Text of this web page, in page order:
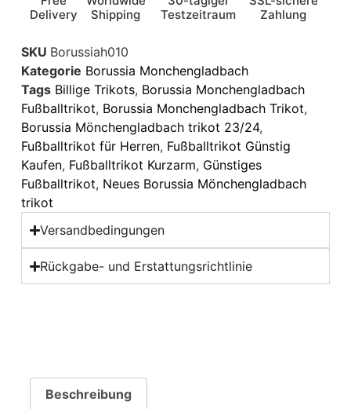
Delivery
Shipping
Testzeitraum
Zahlung
SKU Borussiah010
Kategorie Borussia Monchengladbach
Tags Billige Trikots, Borussia Monchengladbach
Fußballtrikot, Borussia Monchengladbach Trikot,
Borussia Mönchengladbach trikot 23/24,
Fußballtrikot für Herren, Fußballtrikot Günstig
Kaufen, Fußballtrikot Kurzarm, Günstiges
Fußballtrikot, Neues Borussia Mönchengladbach
trikot
Versandbedingungen
Rückgabe- und Erstattungsrichtlinie
Beschreibung